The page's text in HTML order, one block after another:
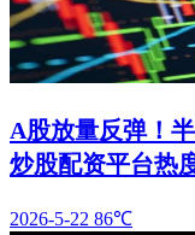
A股放量反弹！
炒股配资平台热
2026-5-22 86℃